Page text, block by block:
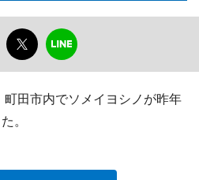
田市内でソメイヨシノが昨年
。